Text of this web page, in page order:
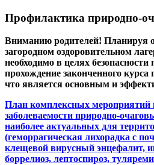
Профилактика природно-
Вниманию родителей! Планируя
загородном оздоровительном
необходимо в целях безопасности
прохождение законченного
что является основным и
План комплексных мероприятий
заболеваемости природно-
наиболее актуальных для
(геморрагическая лихорадка с
клещевой вирусный энцефалит,
боррелиоз, лептоспироз,